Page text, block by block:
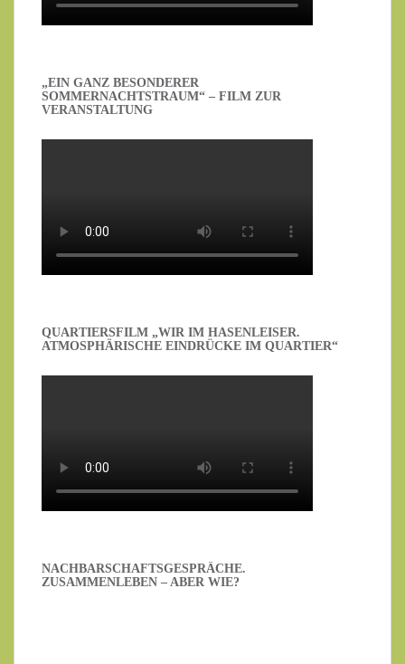
„EIN GANZ BESONDERER
SOMMERNACHTSTRAUM“ – FILM ZUR
VERANSTALTUNG
QUARTIERSFILM „WIR IM HASENLEISER.
ATMOSPHÄRISCHE EINDRÜCKE IM QUARTIER“
NACHBARSCHAFTSGESPRÄCHE.
ZUSAMMENLEBEN – ABER WIE?